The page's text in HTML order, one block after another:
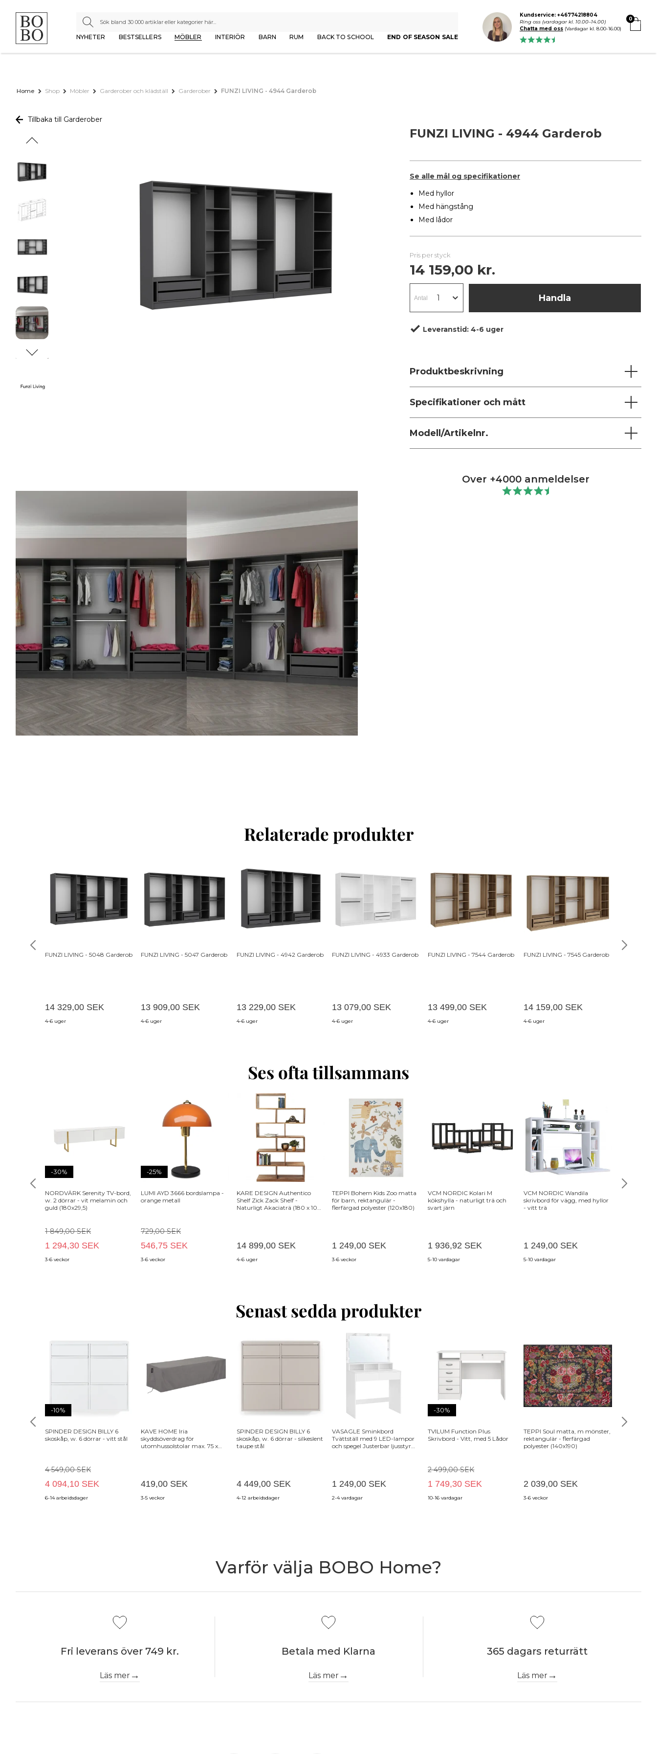
NYHETER BESTSELLERS MÖBLER INTERIÖR BARN RUM BACK TO SCHOOL END OF SEASON SALE
0
Kundservice: +46774218804
Ring oss (vardagar kl. 10.00–14.00)
Chatta med oss (Vardagar kl. 8.00-16.00)
Home Shop Möbler Garderober och klädställ Garderober FUNZI LIVING - 4944 Garderob
Tillbaka till Garderober
FUNZI LIVING - 4944 Garderob
Se alle mål og specifikationer
Med hyllor
Med hängstång
Med lådor
Pris per styck
14 159,00 kr.
Handla
Leveranstid: 4-6 uger
Produktbeskrivning
Specifikationer och mått
Modell/Artikelnr.
Over +4000 anmeldelser
Relaterade produkter
FUNZI LIVING - 5048 Garderob
14 329,00 SEK
4-6 uger
FUNZI LIVING - 5047 Garderob
13 909,00 SEK
4-6 uger
FUNZI LIVING - 4942 Garderob
13 229,00 SEK
4-6 uger
FUNZI LIVING - 4933 Garderob
13 079,00 SEK
4-6 uger
FUNZI LIVING - 7544 Garderob
13 499,00 SEK
4-6 uger
FUNZI LIVING - 7545 Garderob
14 159,00 SEK
4-6 uger
Ses ofta tillsammans
-30%
NORDVÄRK Serenity TV-bord,
w. 2 dörrar - vit melamin och
guld (180x29,5)
1 849,00 SEK
1 294,30 SEK
3-6 veckor
-25%
LUMI AYD 3666 bordslampa -
orange metall
729,00 SEK
546,75 SEK
3-6 veckor
KARE DESIGN Authentico
Shelf Zick Zack Shelf -
Naturligt Akaciaträ (180 x 100
14 899,00 SEK
4-6 uger
TEPPI Bohem Kids Zoo matta
för barn, rektangulär -
flerfärgad polyester (120x180)
1 249,00 SEK
3-6 veckor
VCM NORDIC Kolari M
kökshylla - naturligt trä och
svart järn
1 936,92 SEK
5-10 vardagar
VCM NORDIC Wandila
skrivbord för vägg, med hyllor
- vitt trä
1 249,00 SEK
5-10 vardagar
Senast sedda produkter
-10%
SPINDER DESIGN BILLY 6
skoskåp, w. 6 dörrar - vitt stål
4 549,00 SEK
4 094,10 SEK
6-14 arbeidsdager
KAVE HOME Iria
skyddsöverdrag för
utomhussolstolar max. 75 x
419,00 SEK
3-5 veckor
SPINDER DESIGN BILLY 6
skoskåp, w. 6 dörrar - silkeslent
taupe stål
4 449,00 SEK
4-12 arbeidsdager
VASAGLE Sminkbord
Tvättställ med 9 LED-lampor
och spegel Justerbar ljusstyrka
1 249,00 SEK
2-4 vardagar
-30%
TVILUM Function Plus
Skrivbord - Vitt, med 5 Lådor
2 499,00 SEK
1 749,30 SEK
10-16 vardagar
TEPPI Soul matta, m mönster,
rektangulär - flerfärgad
polyester (140x190)
2 039,00 SEK
3-6 veckor
Varför välja BOBO Home?
Fri leverans över 749 kr.
Läs mer
Betala med Klarna
Läs mer
365 dagars returrätt
Läs mer